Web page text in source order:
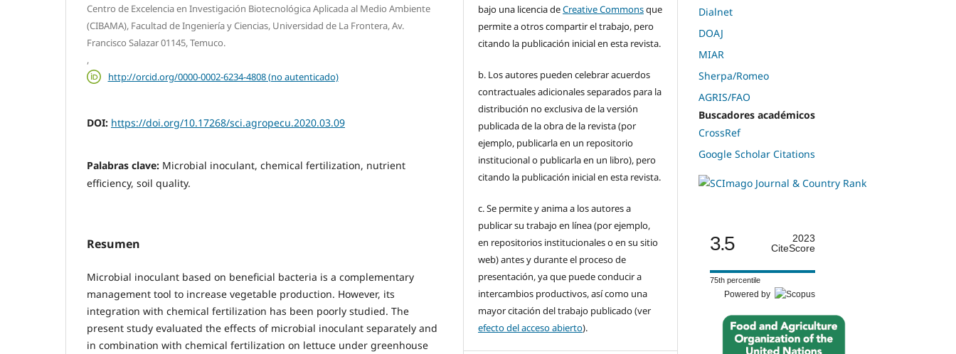
Centro de Excelencia en Investigación Biotecnológica Aplicada al Medio Ambiente
(CIBAMA), Facultad de Ingeniería y Ciencias, Universidad de La Frontera, Av.
Francisco Salazar 01145, Temuco.
,
http://orcid.org/0000-0002-6234-4808 (no autenticado)
DOI: https://doi.org/10.17268/sci.agropecu.2020.03.09
Palabras clave: Microbial inoculant, chemical fertilization, nutrient
efficiency, soil quality.
Resumen
Microbial inoculant based on beneficial bacteria is a complementary
management tool to increase vegetable production. However, its
integration with chemical fertilization has been poorly studied. The
present study evaluated the effects of microbial inoculant separately and
in combination with chemical fertilization on lettuce under greenhouse
bajo una licencia deCreative Commonsque
permite a otros compartir el trabajo, pero
citando la publicación inicial en esta revista.
b. Los autores pueden celebrar acuerdos
contractuales adicionales separados para la
distribución no exclusiva de la versión
publicada de la obra de la revista (por
ejemplo, publicarla en un repositorio
institucional o publicarla en un libro), pero
citando la publicación inicial en esta revista.
c. Se permite y anima a los autores a
publicar su trabajo en línea (por ejemplo,
en repositorios institucionales o en su sitio
web) antes y durante el proceso de
presentación, ya que puede conducir a
intercambios productivos, así como una
mayor citación del trabajo publicado (ver
efecto del acceso abierto).
Dialnet
DOAJ
MIAR
Sherpa/Romeo
AGRIS/FAO
Buscadores académicos
CrossRef
Google Scholar Citations
3.5
2023
CiteScore
75th percentile
Powered by